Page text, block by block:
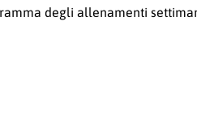
degli allenamenti